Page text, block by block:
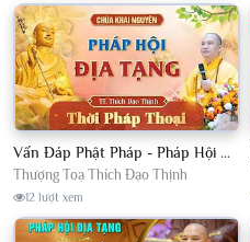
Vấn Đáp Phật Pháp - Pháp Hội Địa Tạng Ngày 01/08/2026│TT. Thích Đạo Thịnh
Thượng Toạ Thích Đạo Thịnh
12 lượt xem